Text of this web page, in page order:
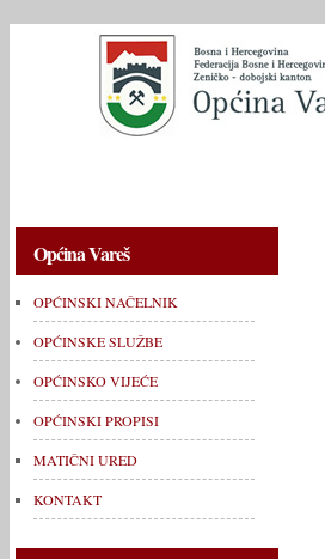
Općina Vareš
OPĆINSKI NAČELNIK
OPĆINSKE SLUŽBE
OPĆINSKO VIJEĆE
OPĆINSKI PROPISI
MATIČNI URED
KONTAKT